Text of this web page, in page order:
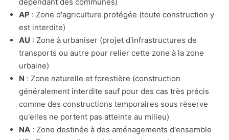
AP : Zone d'agriculture protégée (toute construction y
est interdite)
AU : Zone à urbaniser (projet d'infrastructures de
transports ou autre pour relier cette zone à la zone
urbaine)
N : Zone naturelle et forestière (construction
généralement interdite sauf pour des cas très précis
comme des constructions temporaires sous réserve
qu'elles ne portent pas atteinte au milieu)
NA : Zone destinée à des aménagements d'ensemble